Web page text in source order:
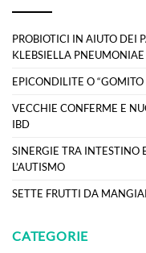
PROBIOTICI IN AIUTO DEI
KLEBSIELLA PNEUMONIAE
EPICONDILITE O “GOMITO
VECCHIE CONFERME E
IBD
SINERGIE TRA INTESTINO
L’AUTISMO
SETTE FRUTTI DA
CATEGORIE